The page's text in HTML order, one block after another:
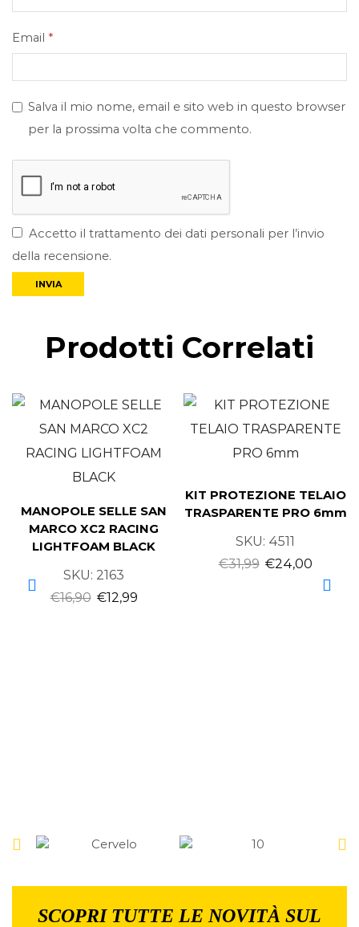
Email *
Salva il mio nome, email e sito web in questo browser
per la prossima volta che commento.
Accetto il trattamento dei dati personali per l’invio
della recensione.
Prodotti Correlati
MANOPOLE SELLE SAN
MARCO XC2 RACING
LIGHTFOAM BLACK
SKU: 2163
€16,90 €12,99
KIT PROTEZIONE TELAIO
TRASPARENTE PRO 6mm
SKU: 4511
€31,99 €24,00
SCOPRI TUTTE LE NOVITÀ SUL